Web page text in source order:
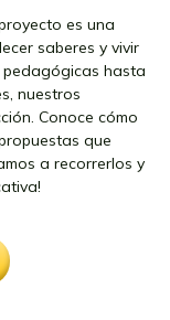
es una
saberes y vivir
pedagógicas hasta
nuestros
Conoce cómo
que
a recorrerlos y